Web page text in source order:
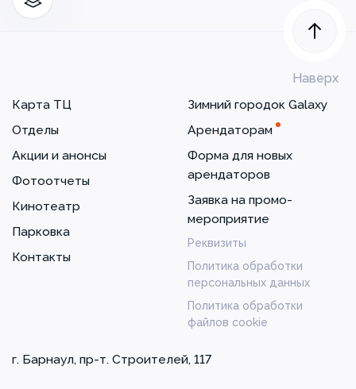
Наверх
Карта ТЦ
Отделы
Акции и анонсы
Фотоотчеты
Кинотеатр
Парковка
Контакты
Зимний городок Galaxy
Арендаторам
Форма для новых
арендаторов
Заявка на промо-
мероприятие
Реквизиты
Политика обработки
персональных данных
Политика обработки
файлов cookie
г. Барнаул, пр-т. Строителей, 117